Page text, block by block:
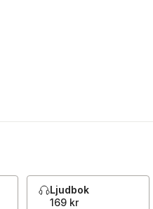
Ljudbok
169 kr